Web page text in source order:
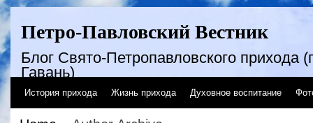
Петро-Павловский Вестник
Блог Свято-Петропавловского прихода
Гавань)
История прихода Жизнь прихода Духовное воспитание